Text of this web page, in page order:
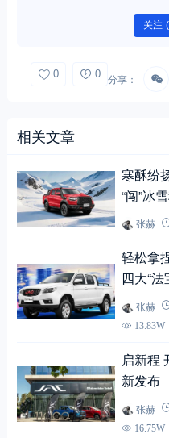
关注
0 0 分享：
相关文章
寒酥纷
“闯”冰
张赫
轻松拿
四大“法
张赫
13.83W
启新程
新发布
张赫
16.75W